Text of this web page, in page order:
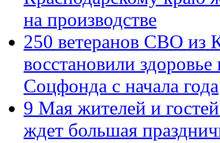
на производстве
250 ветеранов СВО из
восстановили
Соцфонда с начала года
9 Мая жителей и
ждет большая